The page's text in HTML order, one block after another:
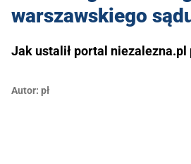
warszawskiego
Jak ustalił portal
Autor: pł